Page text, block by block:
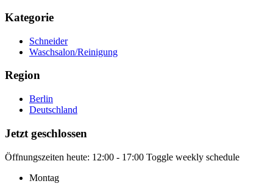
Kategorie
Schneider
Waschsalon/Reinigung
Region
Berlin
Deutschland
Jetzt geschlossen
Öffnungszeiten heute: 12:00 - 17:00 Toggle weekly schedule
Montag